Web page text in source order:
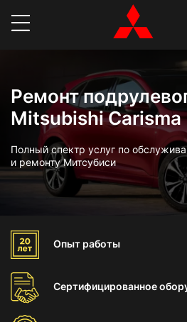
Ремонт
Mitsubishi Carisma
Полный спектр услуг по
и ремонту Митсубиси
Опыт работы
Сертифицированное